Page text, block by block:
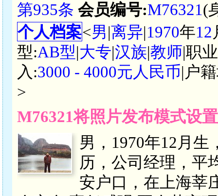
第935条 会员编号:M76321(
个人档案<男|离异|1970年12
型:AB型|大专|汉族|教师|职
入:3000 - 4000元人民币|户
>
M76321将照片发布模式设
男，1970年12月
历，公司经理，平
安户口，在上海莘